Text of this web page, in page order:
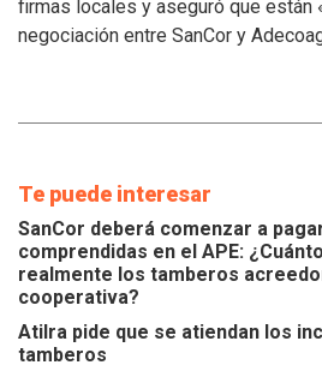
firmas locales y aseguró que están
negociación entre SanCor y
Te puede interesar
SanCor deberá comenzar a
comprendidas en el APE:
realmente los tamberos
cooperativa?
Atilra pide que se atiendan los
tamberos